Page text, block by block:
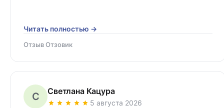
Читать полностью →
Отзыв Отзовик
С Светлана Кацура
5 августа 2026